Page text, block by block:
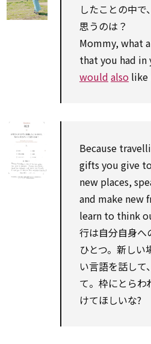
したことの中で
思うのは？
Mommy, what
that you had in
would also like
Because
gifts you give
new places,
and make new
learn to think
行は自分自身へ
ひとつ。新しい
い言語を話して
て。枠にとらわ
けてほしいな?